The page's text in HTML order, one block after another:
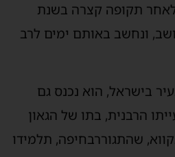
תקופה קצרה בשנת
ונחשב באותם ימים לרב
בישראל, הוא נכנס גם
הרבנית, בתו של הגאון
שהתגוררבחיפה, תלמידו